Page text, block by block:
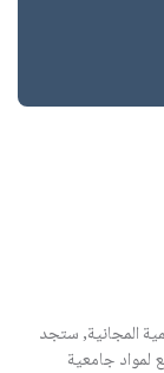
المجانية, ستجد
لمواد جامعية